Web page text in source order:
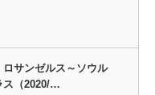
サンゼルス～ソウル
ス（2020/…